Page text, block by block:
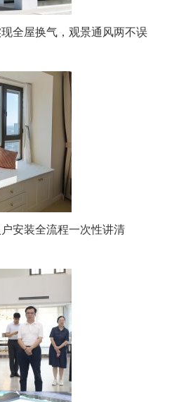
全屋换气，观景通风两不误
安装全流程一次性讲清